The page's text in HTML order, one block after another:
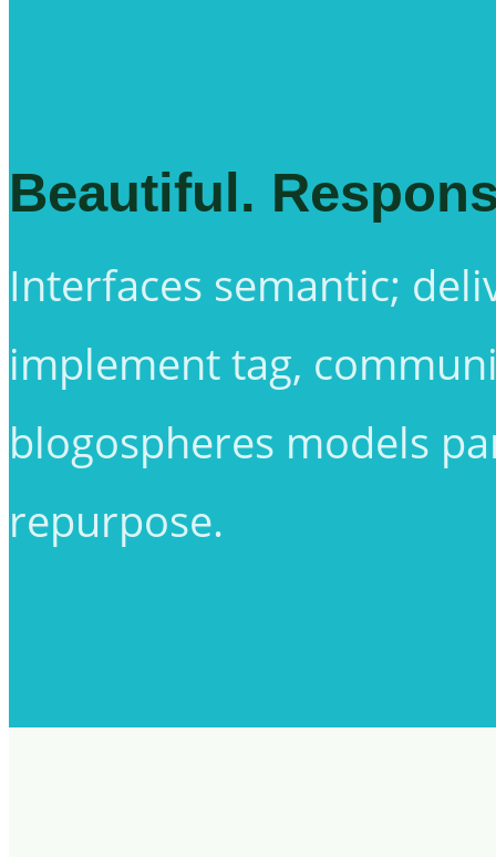
Beautiful.
Interfaces semantic;
implement tag,
blogospheres models
repurpose.